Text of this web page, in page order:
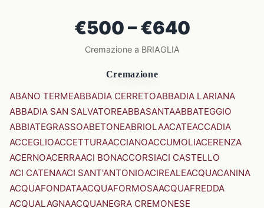
€500 – €640
Cremazione a BRIAGLIA
Cremazione
ABANO TERMEABBADIA CERRETOABBADIA LARIANA
ABBADIA SAN SALVATOREABBASANTAABBATEGGIO
ABBIATEGRASSOABETONEABRIOLAACATEACCADIA
ACCEGLIOACCETTURAACCIANOACCUMOLIACERENZA
ACERNOACERRAACI BONACCORSIACI CASTELLO
ACI CATENAACI SANT'ANTONIOACIREALEACQUACANINA
ACQUAFONDATAACQUAFORMOSAACQUAFREDDA
ACQUALAGNAACQUANEGRA CREMONESE